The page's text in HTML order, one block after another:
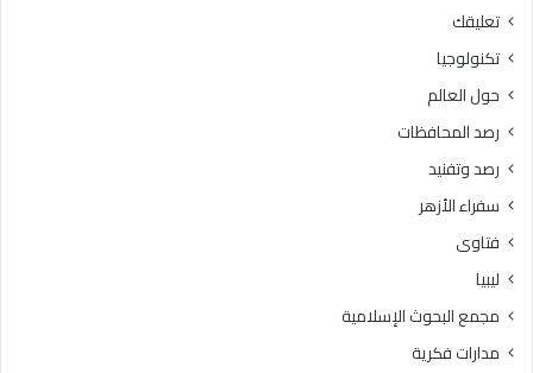
تعليقك
تكنولوجيا
حول العالم
رصد المحافظات
رصد وتفنيد
سفراء الأزهر
فتاوى
ليبيا
مجمع البحوث الإسلامية
مدارات فكرية